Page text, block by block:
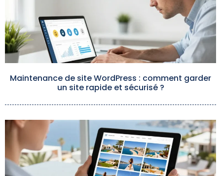
Maintenance de site WordPress : comment garder
un site rapide et sécurisé ?